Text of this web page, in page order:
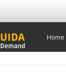
Super
Home